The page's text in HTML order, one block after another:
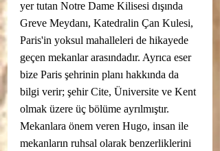
yer tutan Notre Dame Kilisesi dışında
Greve Meydanı, Katedralin Çan Kulesi,
Paris'in yoksul mahalleleri de hikayede
geçen mekanlar arasındadır. Ayrıca eser
bize Paris şehrinin planı hakkında da
bilgi verir; şehir Cite, Üniversite ve Kent
olmak üzere üç bölüme ayrılmıştır.
Mekanlara önem veren Hugo, insan ile
mekanların ruhsal olarak benzerliklerini